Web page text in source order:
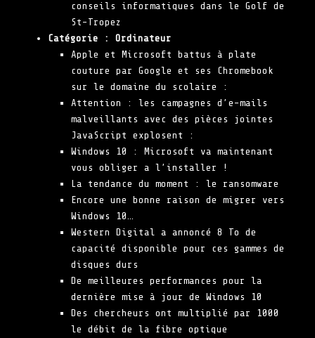
conseils informatiques dans le Golf de
St-Tropez
Catégorie : Ordinateur
Apple et Microsoft battus à plate
couture par Google et ses Chromebook
sur le domaine du scolaire :
Attention : les campagnes d’e-mails
malveillants avec des pièces jointes
JavaScript explosent :
Windows 10 : Microsoft va maintenant
vous obliger a l’installer !
La tendance du moment : le ransomware
Encore une bonne raison de migrer vers
Windows 10…
Western Digital a annoncé 8 To de
capacité disponible pour ces gammes de
disques durs
De meilleures performances pour la
dernière mise à jour de Windows 10
Des chercheurs ont multiplié par 1000
le débit de la fibre optique